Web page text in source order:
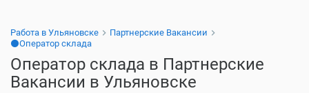
Работа в Ульяновске
Партнерские Вакансии
⚫Оператор склада
Оператор склада в Партнерские
Вакансии в Ульяновске